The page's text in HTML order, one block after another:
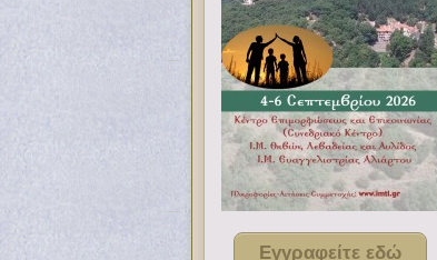
Εγγραφείτε εδώ